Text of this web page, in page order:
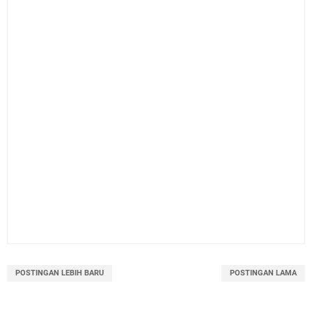
POSTINGAN LEBIH BARU POSTINGAN LAMA